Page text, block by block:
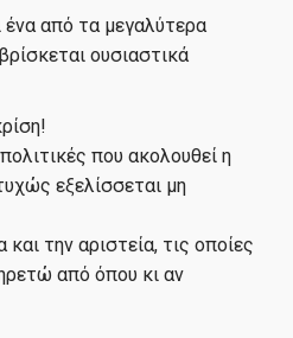
από τα μεγαλύτερα
ουσιαστικά
που ακολουθεί η
εξελίσσεται μη
την αριστεία, τις οποίες
από όπου κι αν